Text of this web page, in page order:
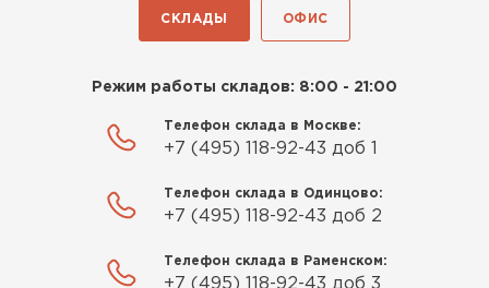
СКЛАДЫ ОФИС
Режим работы складов: 8:00 - 21:00
Телефон склада в Москве:
+7 (495) 118-92-43 доб 1
Телефон склада в Одинцово:
+7 (495) 118-92-43 доб 2
Телефон склада в Раменском:
+7 (495) 118-92-43 доб 3